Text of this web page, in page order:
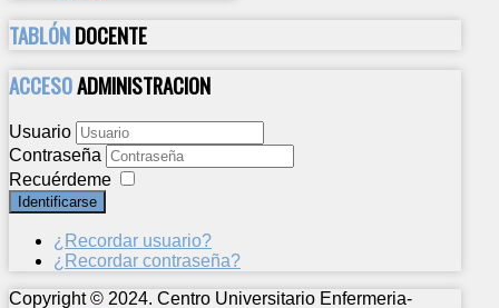
TABLÓNDOCENTE
ACCESOADMINISTRACION
Usuario
Contraseña
Recuérdeme
Identificarse
¿Recordar usuario?
¿Recordar contraseña?
Copyright © 2024. Centro Universitario Enfermeria-